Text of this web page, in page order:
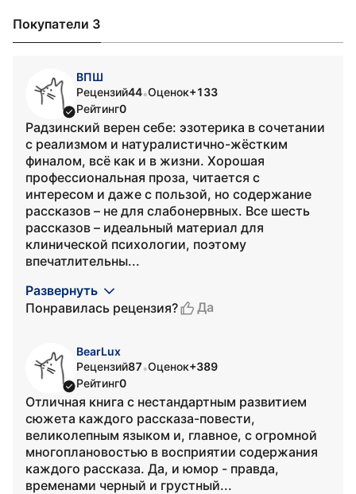
Покупатели 3
ВПШ
Рецензий44•Оценок+133
Рейтинг0
Радзинский верен себе: эзотерика в сочетании
с реализмом и натуралистично-жёстким
финалом, всё как и в жизни. Хорошая
профессиональная проза, читается с
интересом и даже с пользой, но содержание
рассказов – не для слабонервных. Все шесть
рассказов – идеальный материал для
клинической психологии, поэтому
впечатлительны...
Развернуть
Понравилась рецензия?
Да
BearLux
Рецензий87•Оценок+389
Рейтинг0
Отличная книга с нестандартным развитием
сюжета каждого рассказа-повести,
великолепным языком и, главное, с огромной
многоплановостью в восприятии содержания
каждого рассказа. Да, и юмор - правда,
временами черный и грустный...